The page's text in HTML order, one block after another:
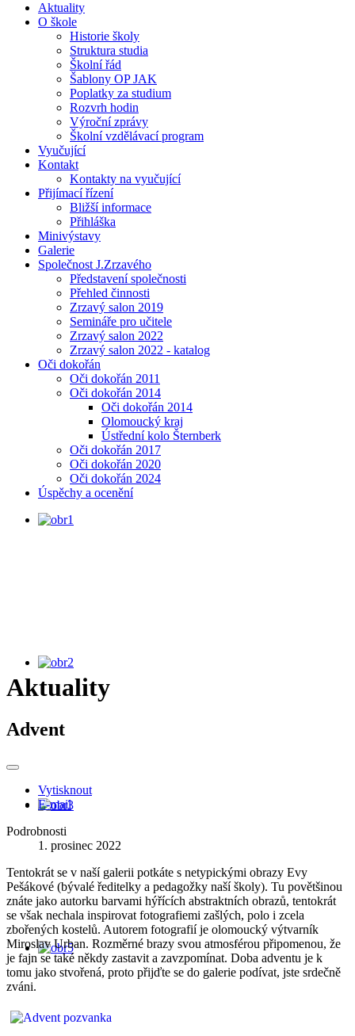
Aktuality
O škole
Historie školy
Struktura studia
Školní řád
Šablony OP JAK
Poplatky za studium
Rozvrh hodin
Výroční zprávy
Školní vzdělávací program
Vyučující
Kontakt
Kontakty na vyučující
Přijímací řízení
Bližší informace
Přihláška
Minivýstavy
Galerie
Společnost J.Zrzavého
Představení společnosti
Přehled činnosti
Zrzavý salon 2019
Semináře pro učitele
Zrzavý salon 2022
Zrzavý salon 2022 - katalog
Oči dokořán
Oči dokořán 2011
Oči dokořán 2014
Oči dokořán 2014
Olomoucký kraj
Ústřední kolo Šternberk
Oči dokořán 2017
Oči dokořán 2020
Oči dokořán 2024
Úspěchy a ocenění
Aktuality
Advent
Vytisknout
E-mail
Podrobnosti
1. prosinec 2022
Tentokrát se v naší galerii potkáte s netypickými obrazy Evy
Pešákové (bývalé ředitelky a pedagožky naší školy). Tu povětšinou
znáte jako autorku barvami hýřících abstraktních obrazů, tentokrát
se však nechala inspirovat fotografiemi zašlých, polo i zcela
zbořených kostelů. Autorem fotografií je olomoucký výtvarník
Miroslav Urban. Rozměrné brazy svou atmosférou připomenou, že
je fajn se také někdy zastavit a zavzpomínat. Doba adventu je k
tomu jako stvořená, proto přijďte se do galerie podívat, jste srdečně
zváni.